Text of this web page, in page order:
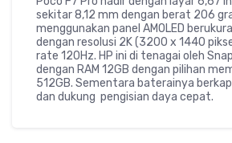
sekitar 8,12 mm dengan berat 206
menggunakan panel AMOLED
dengan resolusi 2K (3200 x 1440
rate 120Hz. HP ini di tenagai oleh
dengan RAM 12GB dengan pilihan
512GB. Sementara baterainya
dan dukung pengisian daya cepat.